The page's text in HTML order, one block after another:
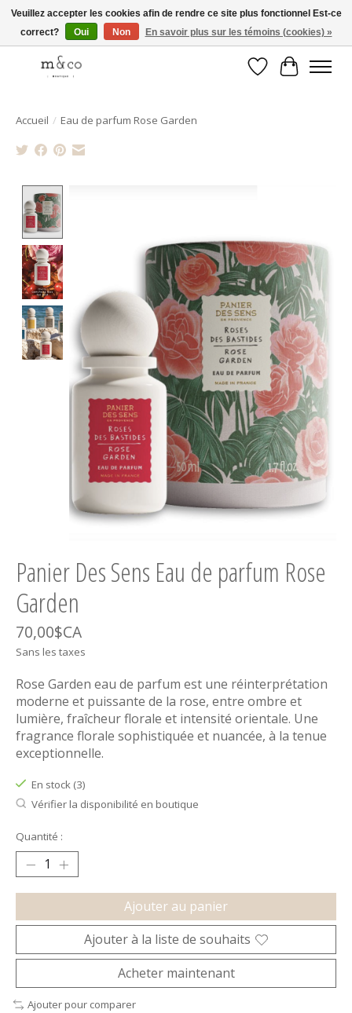
Livraison gratuite avec tout achat de 250$ et plus
Liste dePanier
Accueil / Eau de parfum Rose Garden
Panier Des Sens Eau de parfum Rose
Garden
70,00$CA
Sans les taxes
Rose Garden eau de parfum est une réinterprétation
moderne et puissante de la rose, entre ombre et
lumière, fraîcheur florale et intensité orientale. Une
fragrance florale sophistiquée et nuancée, à la tenue
exceptionnelle.
En stock (3)
Vérifier la disponibilité en boutique
Quantité :
Ajouter au panier
Ajouter à la liste de souhaits
Acheter maintenant
Ajouter pour comparer
Veuillez accepter les cookies afin de rendre ce site plus fonctionnel Est-ce
correct?
Oui Non En savoir plus sur les témoins (cookies) »